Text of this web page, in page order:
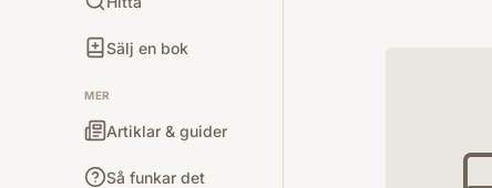
Sälj en bok
MER
Artiklar & guider
Så funkar det